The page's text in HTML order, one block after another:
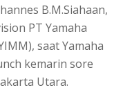
B.M.Siahaan,
PT Yamaha
saat Yamaha
kemarin sore
Utara.